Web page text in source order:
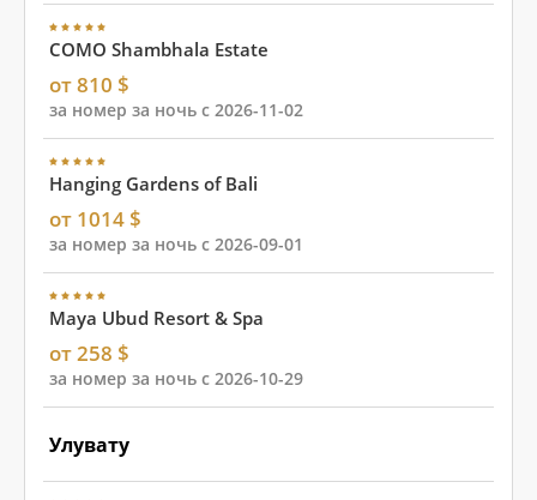
COMO Shambhala Estate
от 810 $
за номер за ночь с 2026-11-02
Hanging Gardens of Bali
от 1014 $
за номер за ночь с 2026-09-01
Maya Ubud Resort & Spa
от 258 $
за номер за ночь с 2026-10-29
Улувату